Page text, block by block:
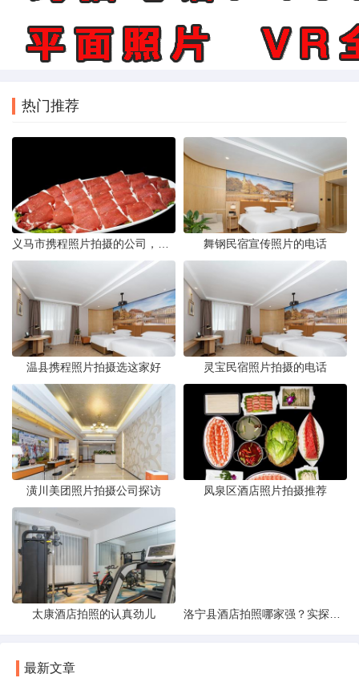
热门推荐
舞钢民宿宣传照片的电话
温县携程照片拍摄选这家好 灵宝民宿照片拍摄的电话
潢川美团照片拍摄公司探访 凤泉区酒店照片拍摄推荐
太康酒店拍照的认真劲儿
最新文章